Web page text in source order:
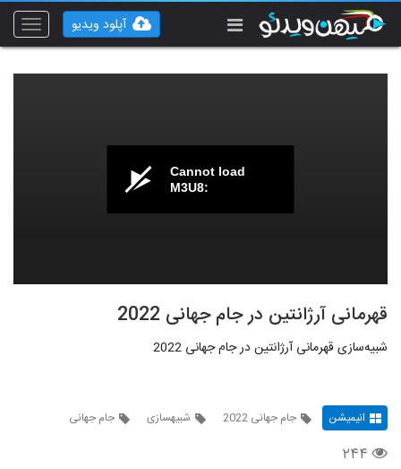
Toggle
آپلود ویدیو
Cannot load
M3U8:
قهرمانی آرژانتین در جام جهانی 2022
شبیه‌سازی قهرمانی آرژانتین در جام جهانی 2022
انیمیشن جام جهانی 2022 شبیهسازی جام جهانی
۲۴۴